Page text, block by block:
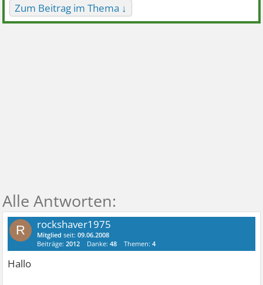
Zum Beitrag im Thema ↓
R rockshaver1975
Mitglied seit:09.06.2008
Beiträge:2012 Danke:48 Themen:4
Hallo